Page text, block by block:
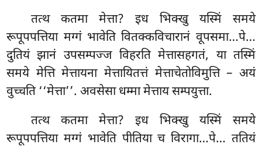
तत्थ कतमा मेत्ता? इध भिक्खु यस्मिं समये
रूपूपपत्तिया मग्गं भावेति वितक्कविचारानं वूपसमा…पे…
दुतियंझानं उपसम्पज्ज विहरति मेत्तासहगतं, या तस्मिं
समये मेत्ति मेत्तायना मेत्तायितत्तं मेत्ताचेतोविमुत्ति – अयं
वुच्चति ‘‘मेत्ता’’. अवसेसा धम्मा मेत्ताय सम्पयुत्ता.
तत्थ कतमा मेत्ता? इध भिक्खु यस्मिं समये
रूपूपपत्तिया मग्गं भावेति पीतिया च विरागा…पे… ततियं